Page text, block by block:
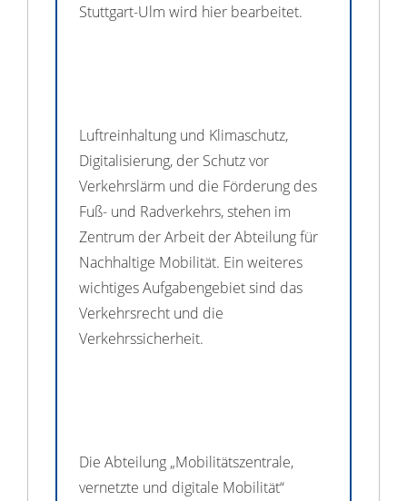
Stuttgart-Ulm wird hier bearbeitet.
Luftreinhaltung und Klimaschutz,
Digitalisierung, der Schutz vor
Verkehrslärm und die Förderung des
Fuß- und Radverkehrs, stehen im
Zentrum der Arbeit der Abteilung für
Nachhaltige Mobilität. Ein weiteres
wichtiges Aufgabengebiet sind das
Verkehrsrecht und die
Verkehrssicherheit.
Die Abteilung „Mobilitätszentrale,
vernetzte und digitale Mobilität“